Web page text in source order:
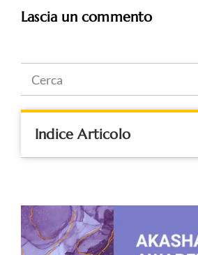
Lascia un commento
Indice Articolo